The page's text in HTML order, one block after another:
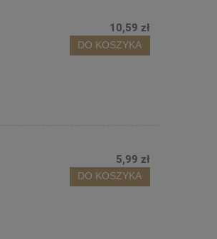
10,59 zł
DO KOSZYKA
5,99 zł
DO KOSZYKA